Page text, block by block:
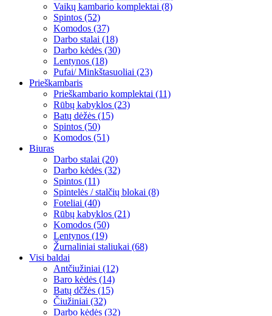
Vaikų kambario komplektai (8)
Spintos (52)
Komodos (37)
Darbo stalai (18)
Darbo kėdės (30)
Lentynos (18)
Pufai/ Minkštasuoliai (23)
Prieškambaris
Prieškambario komplektai (11)
Rūbų kabyklos (23)
Batų dėžės (15)
Spintos (50)
Komodos (51)
Biuras
Darbo stalai (20)
Darbo kėdės (32)
Spintos (11)
Spintelės / stalčių blokai (8)
Foteliai (40)
Rūbų kabyklos (21)
Komodos (50)
Lentynos (19)
Žurnaliniai staliukai (68)
Visi baldai
Antčiužiniai (12)
Baro kėdės (14)
Batų dčžės (15)
Čiužiniai (32)
Darbo kėdės (32)